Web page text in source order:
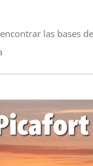
las bases